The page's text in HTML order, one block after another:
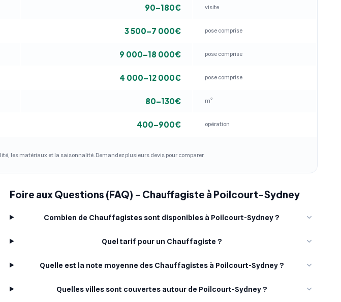
90–180€ visite
3 500–7 000€ pose comprise
9 000–18 000€ pose comprise
4 000–12 000€ pose comprise
80–130€ m²
400–900€ opération
les matériaux et la saisonnalité. Demandez plusieurs devis pour comparer.
Foire aux Questions (FAQ) - Chauffagiste à Poilcourt-Sydney
Combien de Chauffagistes sont disponibles à Poilcourt-Sydney ?
Quel tarif pour un Chauffagiste ?
Quelle est la note moyenne des Chauffagistes à Poilcourt-Sydney ?
Quelles villes sont couvertes autour de Poilcourt-Sydney ?